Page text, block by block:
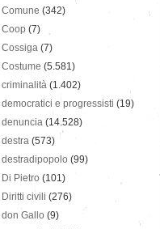
Comune (342)
Coop (7)
Cossiga (7)
Costume (5.581)
criminalità (1.402)
democratici e progressisti (19)
denuncia (14.528)
destra (573)
destradipopolo (99)
Di Pietro (101)
Diritti civili (276)
don Gallo (9)